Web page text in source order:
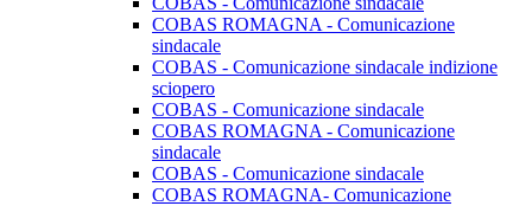
COBAS ROMAGNA - Comunicazione
sindacale
COBAS - Comunicazione sindacale indizione
sciopero
COBAS - Comunicazione sindacale
COBAS ROMAGNA - Comunicazione
sindacale
COBAS - Comunicazione sindacale
COBAS ROMAGNA- Comunicazione